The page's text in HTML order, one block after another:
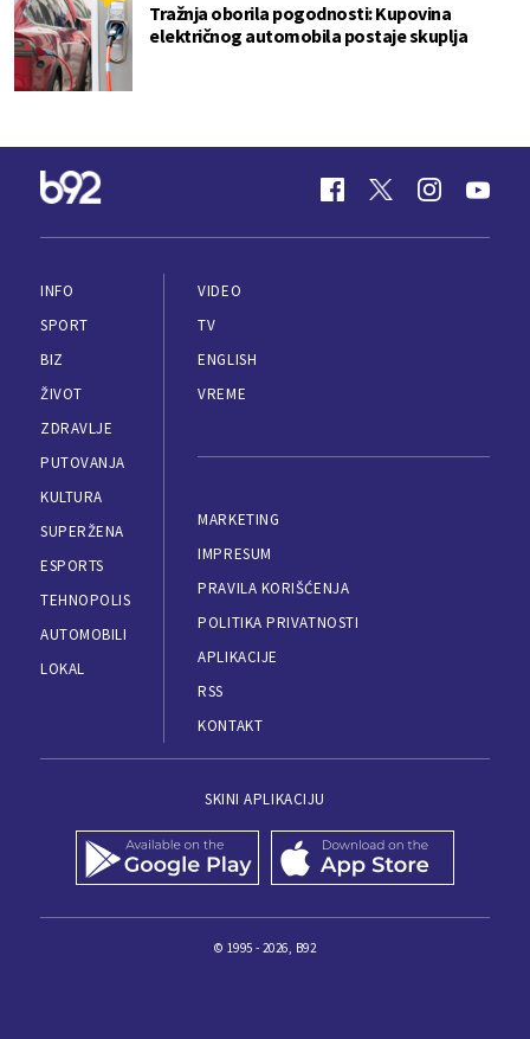
Tražnja oborila pogodnosti: Kupovina
električnog automobila postaje skuplja
INFO
SPORT
BIZ
ŽIVOT
ZDRAVLJE
PUTOVANJA
KULTURA
SUPERŽENA
ESPORTS
TEHNOPOLIS
AUTOMOBILI
LOKAL
VIDEO
TV
ENGLISH
VREME
MARKETING
IMPRESUM
PRAVILA KORIŠĆENJA
POLITIKA PRIVATNOSTI
APLIKACIJE
RSS
KONTAKT
SKINI APLIKACIJU
© 1995 - 2026, B92